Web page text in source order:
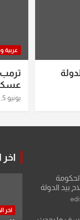
عربية
يونيو 5, 2026
بيد الدولة
اخر
اخر